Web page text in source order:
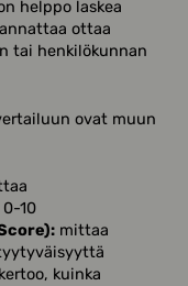
helppo laskea
ottaa
tai henkilökunnan
ovat muun
10
mittaa
kertoo, kuinka